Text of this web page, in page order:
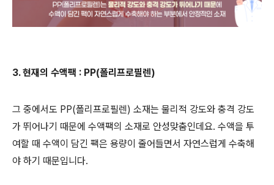
3. 현재의 수액팩 : PP(폴리프로필렌)
그 중에서도 PP(폴리프로필렌) 소재는 물리적 강도와 충격 강도
가 뛰어나기 때문에 수액팩의 소재로 안성맞춤인데요. 수액을 투
여할 때 수액이 담긴 팩은 용량이 줄어들면서 자연스럽게 수축해
야 하기 때문입니다.